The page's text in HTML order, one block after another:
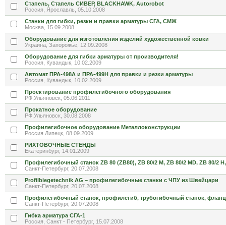
Стапель, Стапель СИВЕР, BLACKHAWK, Autorobot
Россия, Ярославль, 05.10.2008
Станки для гибки, резки и правки арматуры СГА, СМЖ
Москва, 15.09.2008
Оборудование для изготовления изделий художественной ковки
Украина, Запорожье, 12.09.2008
Оборудование для гибки арматуры от производителя!
Россия, Кувандык, 10.02.2009
Автомат ПРА-498А и ПРА-499Н для правки и резки арматуры
Россия, Кувандык, 10.02.2009
Проектирование профилегибочного оборудования
РФ,Ульяновск, 05.06.2011
Прокатное оборудование
РФ,Ульяновск, 30.08.2008
Профилегибочное оборудование Металлоконструкции
Россия Липецк, 08.09.2009
РИХТОВОЧНЫЕ СТЕНДЫ
Екатеринбург, 14.01.2009
Профилегибочный станок ZB 80 (ZB80), ZB 80/2 M, ZB 80/2 MD, ZB 80/2 H,
Санкт-Петербург, 20.07.2008
Profilbiegetechnik AG – профилегибочные станки с ЧПУ из Швейцари
Санкт-Петербург, 20.07.2008
Профилегибочный станок, профилегиб, трубогибочный станок,
Санкт-Петербург, 20.07.2008
Гибка арматура СГА-1
Россия, Санкт - Петербург, 15.07.2008